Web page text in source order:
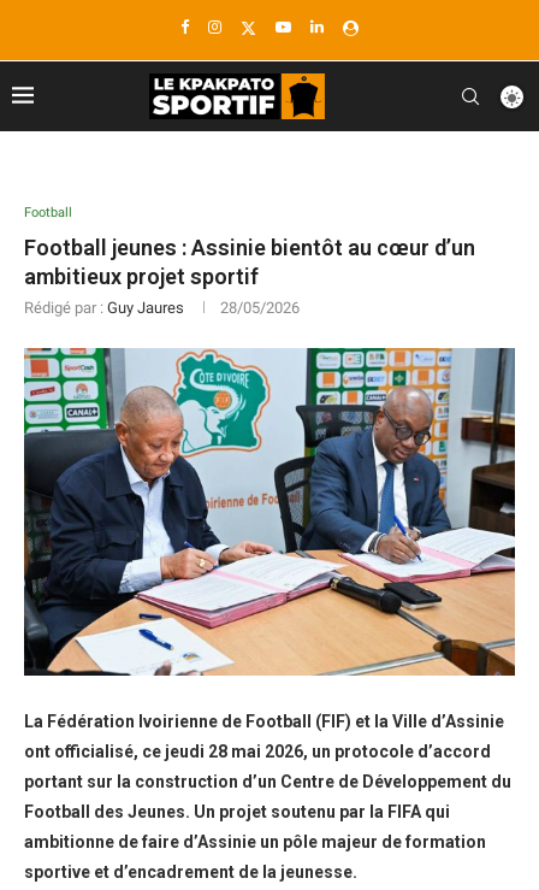
Football
Football jeunes : Assinie bientôt au cœur d’un
ambitieux projet sportif
Rédigé par : Guy Jaures 28/05/2026
La Fédération Ivoirienne de Football (FIF) et la Ville d’Assinie
ont officialisé, ce jeudi 28 mai 2026, un protocole d’accord
portant sur la construction d’un Centre de Développement du
Football des Jeunes. Un projet soutenu par la FIFA qui
ambitionne de faire d’Assinie un pôle majeur de formation
sportive et d’encadrement de la jeunesse.